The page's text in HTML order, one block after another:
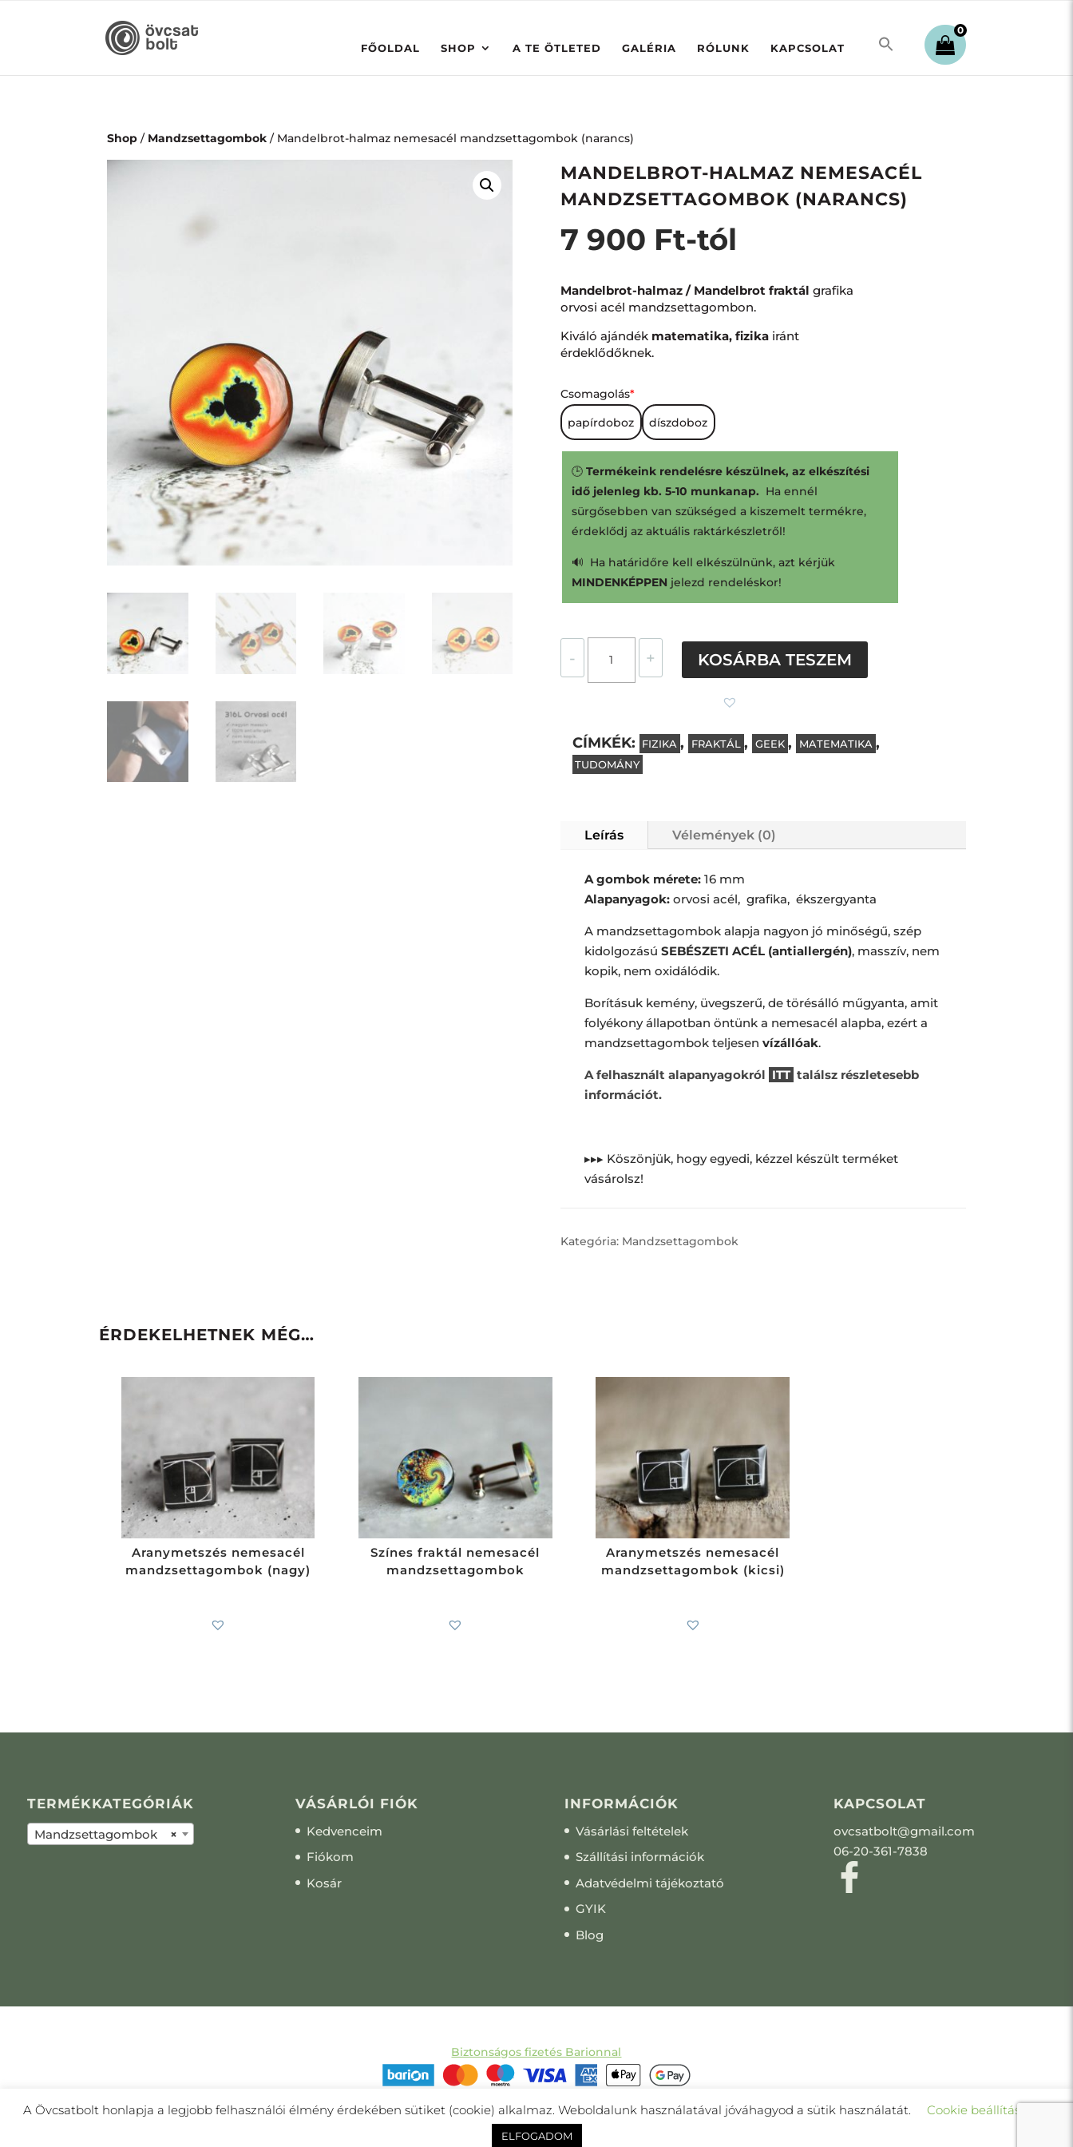
FŐOLDAL SHOP A TE ÖTLETED GALÉRIA RÓLUNK KAPCSOLAT
0
Shop / Mandzsettagombok / Mandelbrot-halmaz nemesacél mandzsettagombok (narancs)
MANDELBROT-HALMAZ NEMESACÉL
MANDZSETTAGOMBOK (NARANCS)
7 900 Ft-tól
Mandelbrot-halmaz / Mandelbrot fraktál grafika
orvosi acél mandzsettagombon.
Kiváló ajándék matematika, fizikairánt
érdeklődőknek.
*
Csomagolás
papírdoboz
díszdoboz
🕒Termékeink rendelésre készülnek, az elkészítési
idő jelenleg kb. 5-10 munkanap. Ha ennél
sürgősebben van szükséged a kiszemelt termékre,
érdeklődj az aktuális raktárkészletről!
🔊 Ha határidőre kell elkészülnünk, azt kérjük
MINDENKÉPPEN jelezd rendeléskor!
-
halmaz
nemesacél
mennyiség
+ KOSÁRBA TESZEM
CÍMKÉK: FIZIKA , FRAKTÁL , GEEK , MATEMATIKA ,
TUDOMÁNY
Leírás Vélemények (0)
A gombok mérete:16 mm
Alapanyagok:orvosi acél, grafika, ékszergyanta
A mandzsettagombok alapja nagyon jó minőségű, szép
kidolgozású SEBÉSZETI ACÉL (antiallergén), masszív, nem
kopik, nem oxidálódik.
Borításuk kemény, üvegszerű, de törésálló műgyanta, amit
folyékony állapotban öntünk a nemesacél alapba, ezért a
mandzsettagombok teljesen vízállóak.
A felhasznált alapanyagokról ITT találsz részletesebb
információt.
▸▸▸ Köszönjük, hogy egyedi, kézzel készült terméket
vásárolsz!
Kategória: Mandzsettagombok
ÉRDEKELHETNEK MÉG…
Aranymetszés nemesacél
mandzsettagombok (nagy)
Színes fraktál nemesacél
mandzsettagombok
Aranymetszés nemesacél
mandzsettagombok (kicsi)
TERMÉKKATEGÓRIÁK
×
Mandzsettagombok
VÁSÁRLÓI FIÓK
Kedvenceim
Fiókom
Kosár
INFORMÁCIÓK
Vásárlási feltételek
Szállítási információk
Adatvédelmi tájékoztató
GYIK
Blog
KAPCSOLAT
ovcsatbolt@gmail.com
06-20-361-7838
Biztonságos fizetés Barionnal
Minden jog fenntartva! © 2011-2025 Övcsatbolt | Készítette:
A Övcsatbolt honlapja a legjobb felhasználói élmény érdekében sütiket (cookie) alkalmaz. Weboldalunk használatával jóváhagyod a sütik használatát. Cookie beállítások
ELFOGADOM